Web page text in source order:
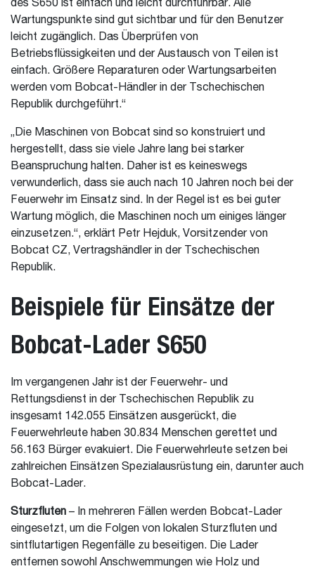
des S650 ist einfach und leicht durchführbar. Alle
Wartungspunkte sind gut sichtbar und für den Benutzer
leicht zugänglich. Das Überprüfen von
Betriebsflüssigkeiten und der Austausch von Teilen ist
einfach. Größere Reparaturen oder Wartungsarbeiten
werden vom Bobcat-Händler in der Tschechischen
Republik durchgeführt.“
„Die Maschinen von Bobcat sind so konstruiert und
hergestellt, dass sie viele Jahre lang bei starker
Beanspruchung halten. Daher ist es keineswegs
verwunderlich, dass sie auch nach 10 Jahren noch bei der
Feuerwehr im Einsatz sind. In der Regel ist es bei guter
Wartung möglich, die Maschinen noch um einiges länger
einzusetzen.“, erklärt Petr Hejduk, Vorsitzender von
Bobcat CZ, Vertragshändler in der Tschechischen
Republik.
Beispiele für Einsätze der
Bobcat-Lader S650
Im vergangenen Jahr ist der Feuerwehr- und
Rettungsdienst in der Tschechischen Republik zu
insgesamt 142.055 Einsätzen ausgerückt, die
Feuerwehrleute haben 30.834 Menschen gerettet und
56.163 Bürger evakuiert. Die Feuerwehrleute setzen bei
zahlreichen Einsätzen Spezialausrüstung ein, darunter auch
Bobcat-Lader.
Sturzfluten – In mehreren Fällen werden Bobcat-Lader
eingesetzt, um die Folgen von lokalen Sturzfluten und
sintflutartigen Regenfälle zu beseitigen. Die Lader
entfernen sowohl Anschwemmungen wie Holz und